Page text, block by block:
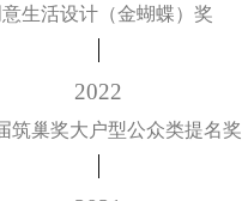
生活设计（金蝴蝶）奖
2022
筑巢奖大户型公众类提名奖